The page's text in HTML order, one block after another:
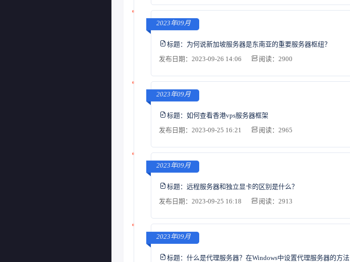
2023年09月
标题： 为何说新加坡服务器是东南亚的重要服务器枢纽？
发布日期：2023-09-26 14:06
阅读：2900
2023年09月
标题： 如何查看香港vps服务器框架
发布日期：2023-09-25 16:21
阅读：2965
2023年09月
标题： 远程服务器和独立显卡的区别是什么？
发布日期：2023-09-25 16:18
阅读：2913
2023年09月
标题： 什么是代理服务器？在Windows中设置代理服务器的方法